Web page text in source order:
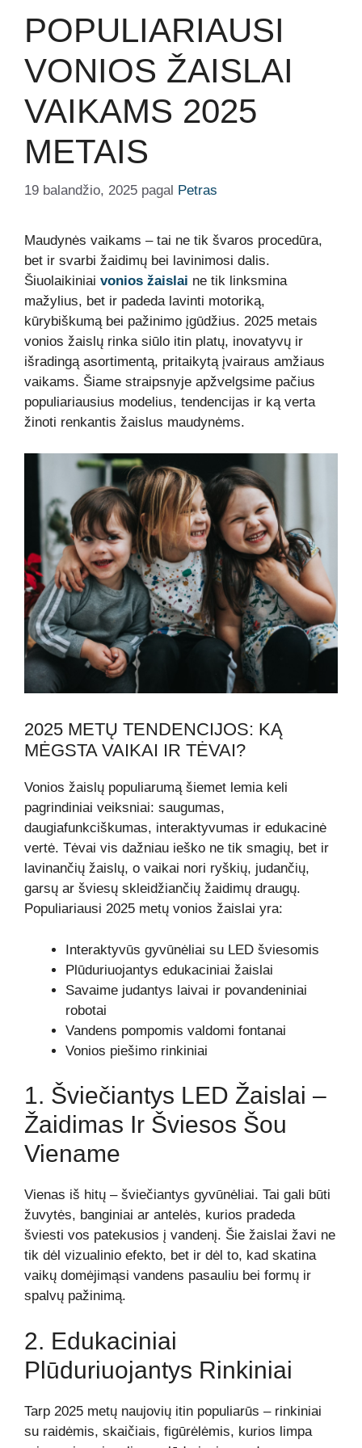
POPULIARIAUSI
VONIOS ŽAISLAI
VAIKAMS 2025
METAIS
19 balandžio, 2025 pagal Petras
Maudynės vaikams – tai ne tik švaros procedūra,
bet ir svarbi žaidimų bei lavinimosi dalis.
Šiuolaikiniai vonios žaislai ne tik linksmina
mažylius, bet ir padeda lavinti motoriką,
kūrybiškumą bei pažinimo įgūdžius. 2025 metais
vonios žaislų rinka siūlo itin platų, inovatyvų ir
išradingą asortimentą, pritaikytą įvairaus amžiaus
vaikams. Šiame straipsnyje apžvelgsime pačius
populiariausius modelius, tendencijas ir ką verta
žinoti renkantis žaislus maudynėms.
2025 METŲ TENDENCIJOS: KĄ
MĖGSTA VAIKAI IR TĖVAI?
Vonios žaislų populiarumą šiemet lemia keli
pagrindiniai veiksniai: saugumas,
daugiafunkciškumas, interaktyvumas ir edukacinė
vertė. Tėvai vis dažniau ieško ne tik smagių, bet ir
lavinančių žaislų, o vaikai nori ryškių, judančių,
garsų ar šviesų skleidžiančių žaidimų draugų.
Populiariausi 2025 metų vonios žaislai yra:
Interaktyvūs gyvūnėliai su LED šviesomis
Plūduriuojantys edukaciniai žaislai
Savaime judantys laivai ir povandeniniai
robotai
Vandens pompomis valdomi fontanai
Vonios piešimo rinkiniai
1. Šviečiantys LED Žaislai –
Žaidimas Ir Šviesos Šou
Viename
Vienas iš hitų – šviečiantys gyvūnėliai. Tai gali būti
žuvytės, banginiai ar antelės, kurios pradeda
šviesti vos patekusios į vandenį. Šie žaislai žavi ne
tik dėl vizualinio efekto, bet ir dėl to, kad skatina
vaikų domėjimąsi vandens pasauliu bei formų ir
spalvų pažinimą.
2. Edukaciniai
Plūduriuojantys Rinkiniai
Tarp 2025 metų naujovių itin populiarūs – rinkiniai
su raidėmis, skaičiais, figūrėlėmis, kurios limpa